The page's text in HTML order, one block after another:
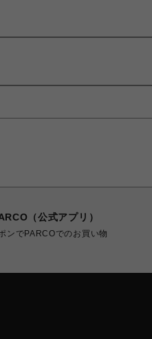
（公式アプリ）
ンでPARCOでのお買い物